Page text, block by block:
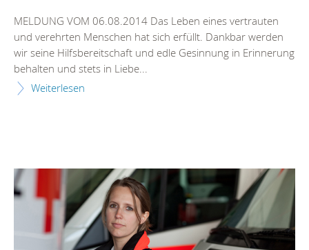
MELDUNG VOM 06.08.2014 Das Leben eines vertrauten
und verehrten Menschen hat sich erfüllt. Dankbar werden
wir seine Hilfsbereitschaft und edle Gesinnung in Erinnerung
behalten und stets in Liebe...
Weiterlesen